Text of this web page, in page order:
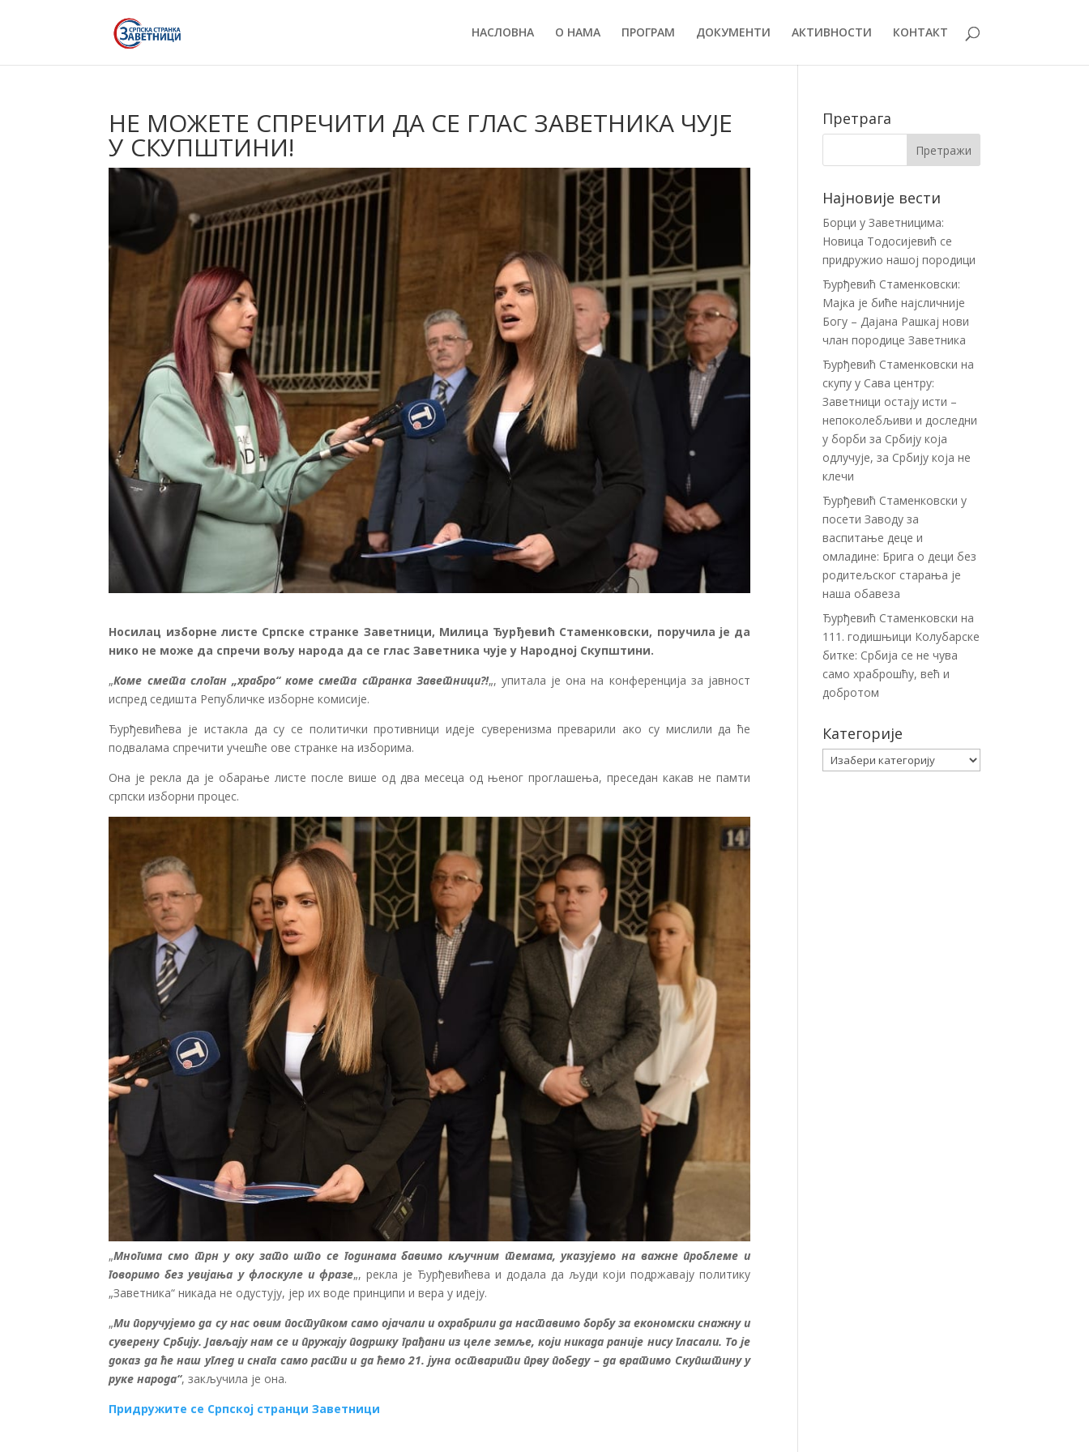
НАСЛОВНА О НАМА ПРОГРАМ ДОКУМЕНТИ АКТИВНОСТИ КОНТАКТ
НЕ МОЖЕТЕ СПРЕЧИТИ ДА СЕ ГЛАС ЗАВЕТНИКА ЧУЈЕ
У СКУПШТИНИ!
Носилац изборне листе Српске странке Заветници, Милица Ђурђевић Стаменковски, поручила је да
нико не може да спречи вољу народа да се глас Заветника чује у Народној Скупштини.
„Коме смета слоган „храбро“ коме смета странка Заветници?!„, упитала је она на конференција за јавност
испред седишта Републичке изборне комисије.
Ђурђевићева је истакла да су се политички противници идеје суверенизма преварили ако су мислили да ће
подвалама спречити учешће ове странке на изборима.
Она је рекла да је обарање листе после више од два месеца од њеног проглашења, преседан какав не памти
српски изборни процес.
„Многима смо трн у оку зато што се годинама бавимо кључним темама, указујемо на важне проблеме и
говоримо без увијања у флоскуле и фразе„, рекла је Ђурђевићева и додала да људи који подржавају политику
„Заветника“ никада не одустују, јер их воде принципи и вера у идеју.
„Ми поручујемо да су нас овим поступком само ојачали и охрабрили да наставимо борбу за економски снажну и
суверену Србију. Јављају нам се и пружају подршку грађани из целе земље, који никада раније нису гласали. То је
доказ да ће наш углед и снага само расти и да ћемо 21. јуна остварити прву победу – да вратимо Скупштину у
руке народа“, закључила је она.
Придружите се Српској странци Заветници
Претрага
Најновије вести
Борци у Заветницима:
Новица Тодосијевић се
придружио нашој породици
Ђурђевић Стаменковски:
Мајка је биће најсличније
Богу – Дајана Рашкај нови
члан породице Заветника
Ђурђевић Стаменковски на
скупу у Сава центру:
Заветници остају исти –
непоколебљиви и доследни
у борби за Србију која
одлучује, за Србију која не
клечи
Ђурђевић Стаменковски у
посети Заводу за
васпитање деце и
омладине: Брига о деци без
родитељског старања је
наша обавеза
Ђурђевић Стаменковски на
111. годишњици Колубарске
битке: Србија се не чува
само храброшћу, већ и
добротом
Категорије
Категорије